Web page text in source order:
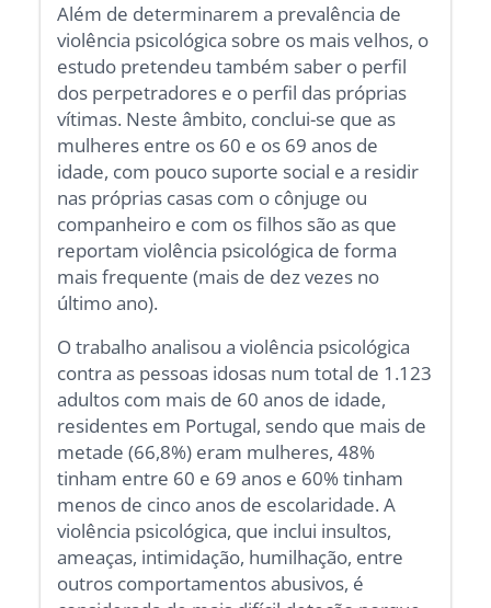
Além de determinarem a prevalência de
violência psicológica sobre os mais velhos, o
estudo pretendeu também saber o perfil
dos perpetradores e o perfil das próprias
vítimas. Neste âmbito, conclui-se que as
mulheres entre os 60 e os 69 anos de
idade, com pouco suporte social e a residir
nas próprias casas com o cônjuge ou
companheiro e com os filhos são as que
reportam violência psicológica de forma
mais frequente (mais de dez vezes no
último ano).
O trabalho analisou a violência psicológica
contra as pessoas idosas num total de 1.123
adultos com mais de 60 anos de idade,
residentes em Portugal, sendo que mais de
metade (66,8%) eram mulheres, 48%
tinham entre 60 e 69 anos e 60% tinham
menos de cinco anos de escolaridade. A
violência psicológica, que inclui insultos,
ameaças, intimidação, humilhação, entre
outros comportamentos abusivos, é